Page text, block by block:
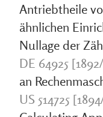
Antriebtheile
ähnlichen
Nullage der
DE 64925
an
US 514725